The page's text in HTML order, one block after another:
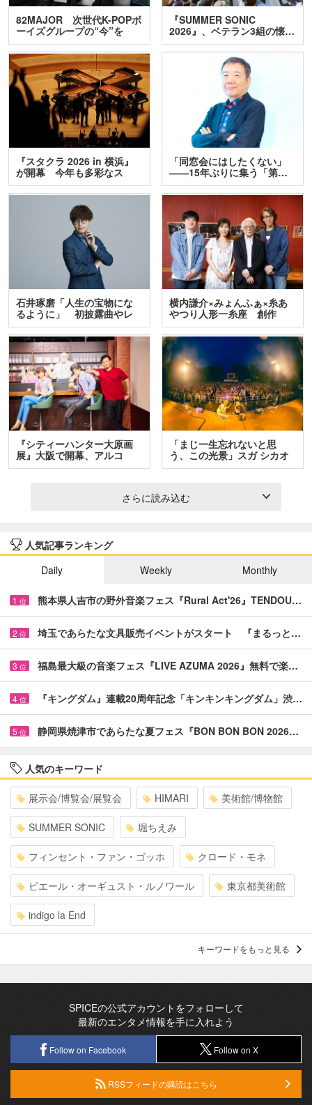
82MAJOR 次世代K-POPボ
ーイズグループの“今”を
訊…
『SUMMER SONIC
2026』、ベテラン3組の懐…
『スタクラ 2026 in 横浜』
が開幕 今年も多彩なス
テ…
「同窓会にはしたくない」
――15年ぶりに集う「第…
石井琢磨「人生の宝物にな
るように」 初披露曲やレ
ア…
横内謙介×みょんふぁ×糸あ
やつり人形一糸座 創作
人…
『シティーハンター大原画
展』大阪で開幕、アルコ
＆…
「まじ一生忘れないと思
う、この光景」スガ シカオ
と…
さらに読み込む
人気記事ランキング
Daily
Weekly Monthly
1 位 熊本県人吉市の野外音楽フェス『Rural Act'26』TENDOU…
2 位 埼玉であらたな文具販売イベントがスタート 『まるっと…
3 位 福島最大級の音楽フェス『LIVE AZUMA 2026』無料で楽…
4 位 『キングダム』連載20周年記念「キンキンキングダム」渋…
5 位 静岡県焼津市であらたな夏フェス『BON BON BON 2026…
人気のキーワード
展示会/博覧会/展覧会 HIMARI 美術館/博物館
SUMMER SONIC 堀ちえみ
フィンセント・ファン・ゴッホ クロード・モネ
ピエール・オーギュスト・ルノワール 東京都美術館
indigo la End
キーワードをもっと見る
SPICEの公式アカウントをフォローして
最新のエンタメ情報を手に入れよう
Follow on Facebook Follow on X
RSSフィードの購読はこちら